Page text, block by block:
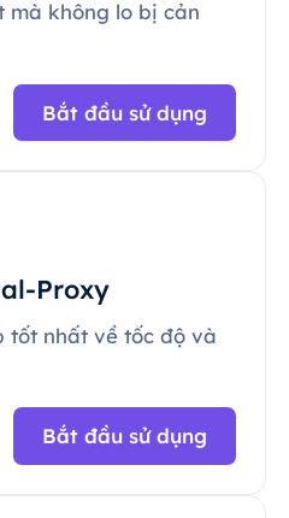
mà không lo bị cản
Bắt đầu sử dụng
Proxy
tốt nhất về tốc độ và
Bắt đầu sử dụng